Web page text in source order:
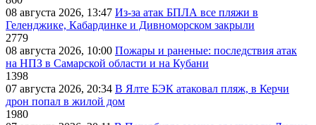
08 августа 2026, 13:47 Из-за атак БПЛА все пляжи в
Геленджике, Кабардинке и Дивноморском закрыли
2779
08 августа 2026, 10:00 Пожары и раненые: последствия атак
на НПЗ в Самарской области и на Кубани
1398
07 августа 2026, 20:34 В Ялте БЭК атаковал пляж, в Керчи
дрон попал в жилой дом
1980